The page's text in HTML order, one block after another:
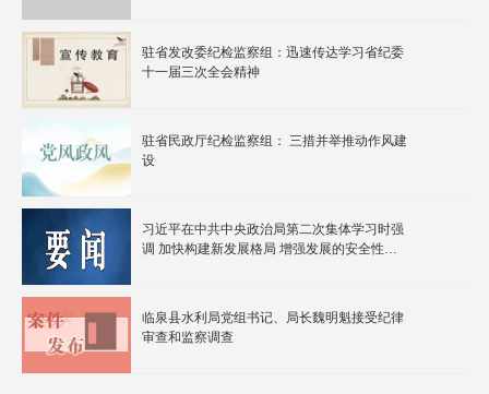
驻省发改委纪检监察组：迅速传达学习省纪委
十一届三次全会精神
驻省民政厅纪检监察组： 三措并举推动作风建
设
习近平在中共中央政治局第二次集体学习时强
调 加快构建新发展格局 增强发展的安全性主
临泉县水利局党组书记、局长魏明魁接受纪律
审查和监察调查